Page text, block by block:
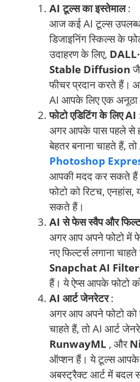
AI टूल्स का इस्तेमाल:
आज कई AI टूल्स उपलब्ध
डिजाइनिंग स्किल्स के
उदाहरण के लिए,
Stable Diffusion
फीचर प्रदान करते हैं।
AI आपके लिए एक अनूठा
फोटो एडिटिंग के लिए AI
अगर आपके पास पहले से
बेहतर बनाना चाहते हैं,
Photoshop
आपकी मदद कर सकते
फोटो को रिटच, एनहांस,
सकते हैं।
AI से फेस स्वैप और
अगर आप अपने फोटो में
नए फिल्टर्स लगाना चाहते
Snapchat AI
हैं। ये ऐप्स आपके फोटो
AI आर्ट जेनरेटर:
अगर आप अपने फोटो को
चाहते हैं, तो AI आर्ट
RunwayML , और
ऑप्शन हैं। ये टूल्स आपके
अबस्ट्रैक्ट आर्ट में बदल